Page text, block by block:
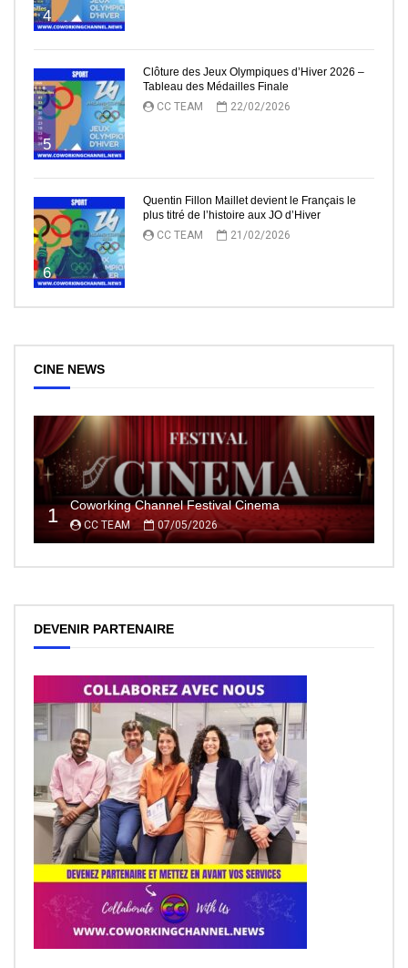
4
5
Clôture des Jeux Olympiques d’Hiver 2026 –
Tableau des Médailles Finale
CC TEAM
22/02/2026
6
Quentin Fillon Maillet devient le Français le
plus titré de l’histoire aux JO d’Hiver
CC TEAM
21/02/2026
CINE NEWS
1 Coworking Channel Festival Cinema
CC TEAM 07/05/2026
DEVENIR PARTENAIRE